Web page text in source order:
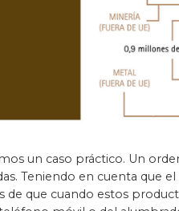
un caso práctico. Un
Teniendo en cuenta que
de que cuando estos